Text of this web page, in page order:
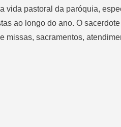
vida pastoral da paróquia,
ao longo do ano. O
missas, sacramentos,